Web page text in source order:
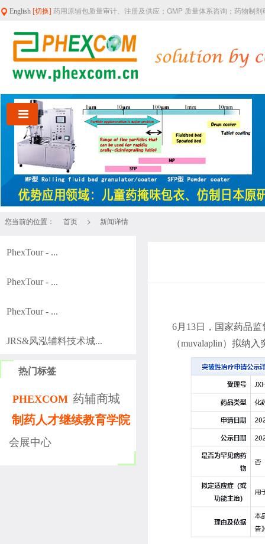
English [切换] 药用原辅包质量审计、注册及供应；GMP 质量体系咨询；药物制
您当前的位置： 首页 > 新闻详情
PhexTour - ...
PhexTour - ...
PhexTour - ...
JRS&风泓辅料技术城...
热门标签
PHEXCOM 药辅商城
制药人才继续教育学院
会展中心
6月 13日，国家药品
（muvalaplin）拟纳入